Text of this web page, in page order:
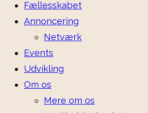
Fællesskabet
Annoncering
Netværk
Events
Udvikling
Om os
Mere om os